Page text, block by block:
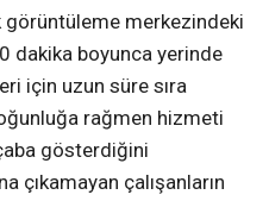
görüntüleme merkezindeki
dakika boyunca yerinde
için uzun süre sıra
rağmen hizmeti
gösterdiğini
çıkamayan çalışanların